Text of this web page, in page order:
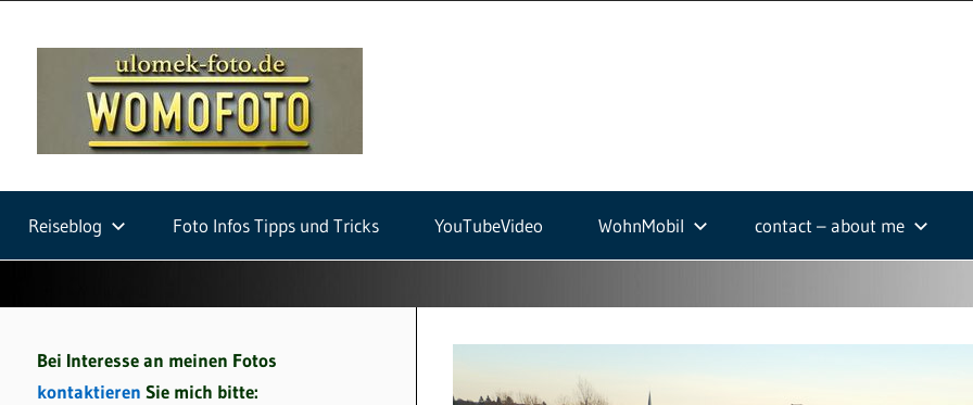
Inhalt
auf
Wohnmobilreisen
und
Reiseblog Foto Infos Tipps und Tricks YouTubeVideo WohnMobil contact – about me
Bei Interesse an meinen Fotos
kontaktieren Sie mich bitte: